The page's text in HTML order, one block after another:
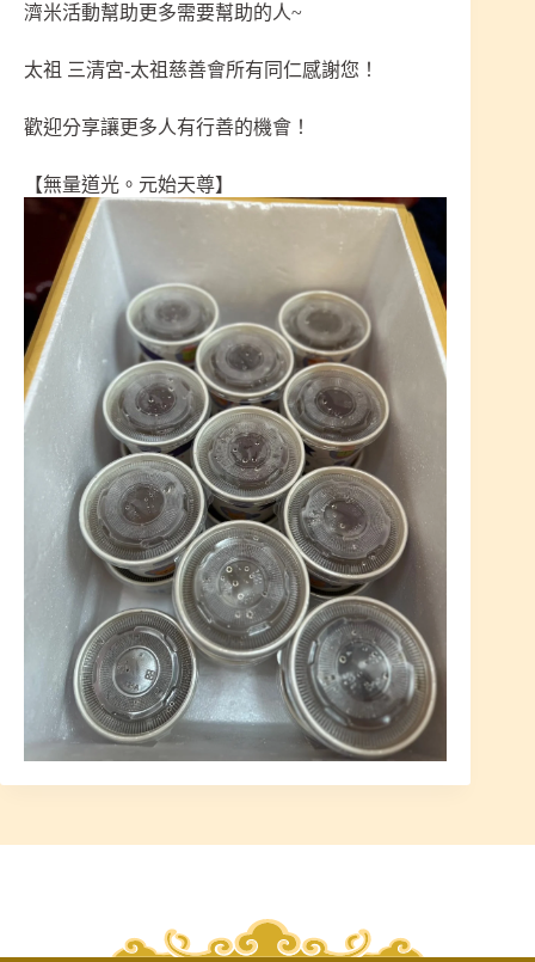
濟米活動幫助更多需要幫助的人~
太祖 三清宮-太祖慈善會所有同仁感謝您！
歡迎分享讓更多人有行善的機會！
【無量道光。元始天尊】